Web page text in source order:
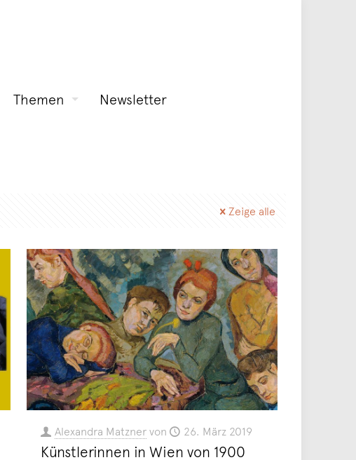
Themen Newsletter
Zeige alle
Alexandra Matznervon 26. März 2019
Künstlerinnen in Wien von 1900